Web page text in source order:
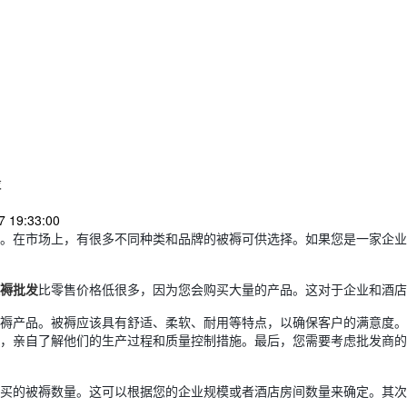
19:33:00
在市场上，有很多不同种类和品牌的被褥可供选择。如果您是一家企
批发比零售价格低很多，因为您会购买大量的产品。这对于企业和酒
产品。被褥应该具有舒适、柔软、耐用等特点，以确保客户的满意度
亲自了解他们的生产过程和质量控制措施。最后，您需要考虑批发商
的被褥数量。这可以根据您的企业规模或者酒店房间数量来确定。其